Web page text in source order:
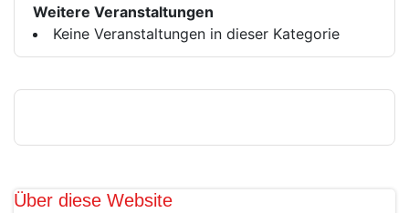
Weitere Veranstaltungen
Keine Veranstaltungen in dieser Kategorie
Über diese Website